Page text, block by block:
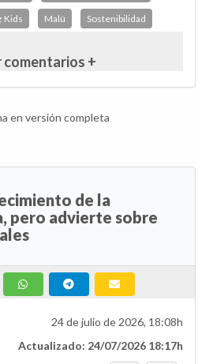
Kids Malú Sostenibilidad
+
en versión completa
de la
pero advierte sobre
24 de julio de 2026, 18:08h
Actualizado: 24/07/2026 18:17h